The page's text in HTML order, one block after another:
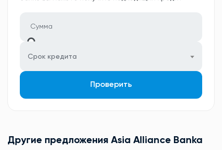
Срок кредита
Проверить
Другие предложения Asia Alliance Banka